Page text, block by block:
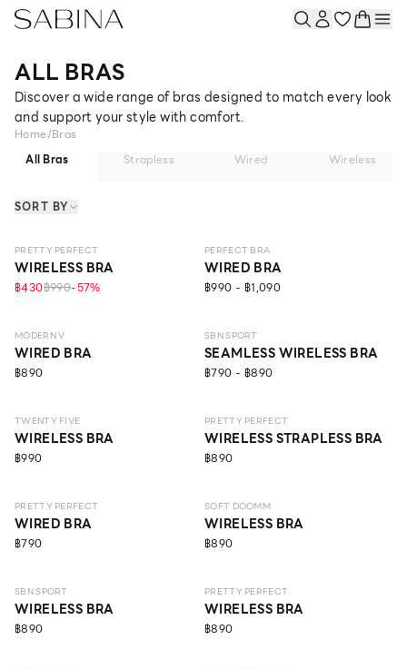
ALL BRAS
Discover a wide range of bras designed to match every look
and support your style with comfort.
Home/Bras
All Bras
Strapless Wired Wireless
SORT BY
NEW LEVEL 1
PRETTY PERFECT
WIRELESS BRA
฿430฿990-57%
PERFECT BRA
WIRED BRA
฿990 - ฿1,090
NEW LEVEL 3
MODERN V
WIRED BRA
฿890
NEW LIGHT–MEDIUM
SBN SPORT
SEAMLESS WIRELESS BRA
฿790 - ฿890
NEW
LEVEL 2
ONLINE EXCLUSIVE
TWENTY FIVE
WIRELESS BRA
฿990
NEW LEVEL 1
PRETTY PERFECT
WIRELESS STRAPLESS BRA
฿890
NO IMAGE
NEW
PRETTY PERFECT
WIRED BRA
฿790
NEW
SOFT DOOMM
WIRELESS BRA
฿890
NEW
SBN SPORT
WIRELESS BRA
฿890
NEW
PRETTY PERFECT
WIRELESS BRA
฿890
NEW NEW